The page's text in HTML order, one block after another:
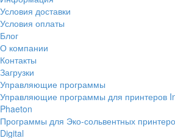
Условия доставки
Условия оплаты
Блог
О компании
Контакты
Загрузки
Управляющие программы
Управляющие программы для принтеров
Phaeton
Программы для Эко-сольвентных
Digital